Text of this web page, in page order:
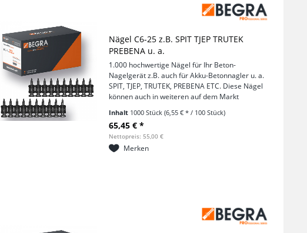
Nägel C6-25 z.B. SPIT TJEP TRUTEK
PREBENA u. a.
1.000 hochwertige Nägel für Ihr Beton-
Nagelgerät z.B. auch für Akku-Betonnagler u. a.
SPIT, TJEP, TRUTEK, PREBENA ETC. Diese Nägel
können auch in weiteren auf dem Markt
handelt sich um gehärtete...
Inhalt 1000 Stück(6,55 € * / 100 Stück)
65,45 € *
Nettopreis: 55,00 €
Merken